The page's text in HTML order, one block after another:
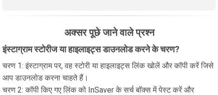
अक्सर पूछे जाने वाले प्रश्न
इंस्टाग्राम स्टोरीज या हाइलाइट्स डाउनलोड करने के चरण?
चरण 1: इंस्टाग्राम पर, वह स्टोरी या हाइलाइट्स लिंक खोलें और कॉपी करें जिसे
आप डाउनलोड करना चाहते हैं।
चरण 2: कॉपी किए गए लिंक को InSaver के सर्च बॉक्स में पेस्ट करें और